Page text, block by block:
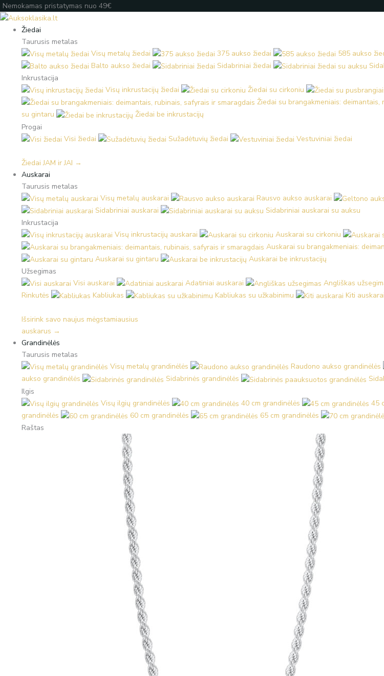
Pereiti
prie
turinio
Nemokamas pristatymas nuo 49€
Žiedai
Taurusis metalas
Visų metalų žiedai
375 aukso žiedai 585 aukso
Balto aukso žiedai
Sidabriniai žiedai
Inkrustacija
Visų inkrustacijų žiedai
Žiedai su cirkoniu
Žiedai su brangakmeniais:
su gintaru
Žiedai be inkrustacijų
Progai
Visi žiedai
Sužadėtuvių žiedai Vestuviniai žiedai
Žiedai JAM ir JAI →
Auskarai
Taurusis metalas
Visų metalų auskarai
Rausvo aukso auskarai
Sidabriniai auskarai
Sidabriniai auskarai su auksu
Inkrustacija
Visų inkrustacijų auskarai
Auskarai su cirkoniu
Auskarai su brangakmeniais:
Auskarai su gintaru
Auskarai be inkrustacijų
Užsegimas
Visi auskarai
Adatiniai auskarai Angliškas
Rinkutės
Kabliukas Kabliukas su užkabinimu Kiti auskarai
Išsirink savo naujus mėgstamiausius
auskarus →
Grandinėlės
Taurusis metalas
Visų metalų grandinėlės
Raudono aukso grandinėlės
aukso grandinėlės
Sidabrinės grandinėlės
Ilgis
Visų ilgių grandinėlės
40 cm grandinėlės 45
grandinėlės
60 cm grandinėlės 65 cm grandinėlės
Raštas
Products
search
Products
search
Įveskite
el.
paštą